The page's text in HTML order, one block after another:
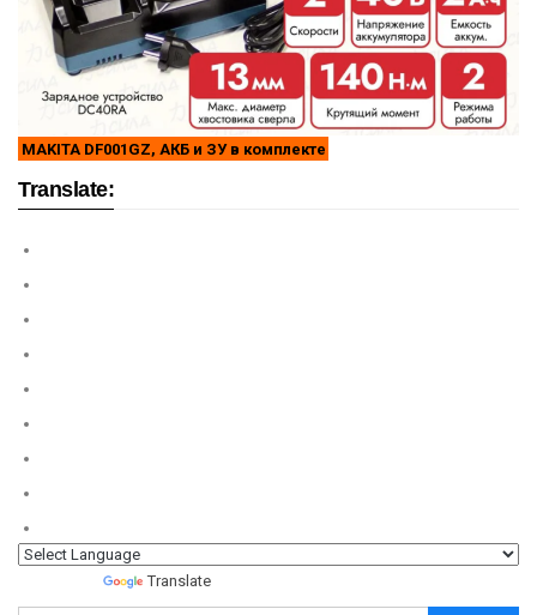
MAKITA DF001GZ, АКБ и ЗУ в комплекте
Translate:
Translate